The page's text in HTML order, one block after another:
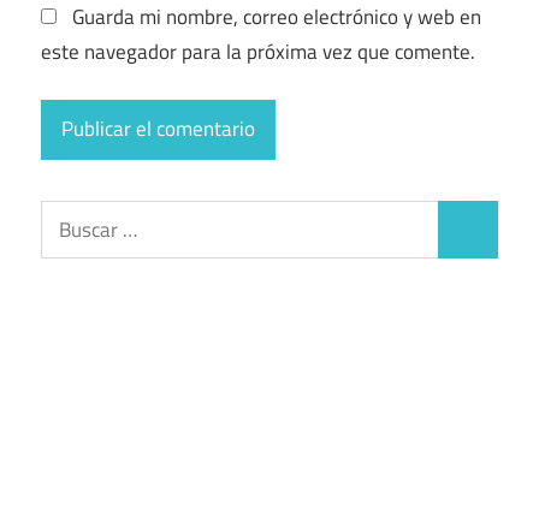
Guarda mi nombre, correo electrónico y web en
este navegador para la próxima vez que comente.
Buscar: